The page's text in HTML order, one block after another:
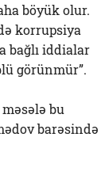
böyük olur.
korrupsiya
bağlı iddialar
görünmür”.
bu
barəsində